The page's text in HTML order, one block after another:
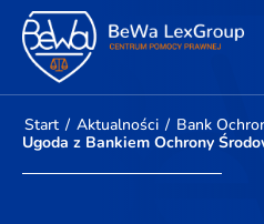
Start / Aktualności / Bank
Ugoda z Bankiem Ochrony